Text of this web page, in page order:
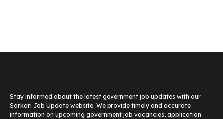
Stay informed about the latest government job updates with our
Sarkari Job Update website. We provide timely and accurate
information on upcoming government job vacancies, application